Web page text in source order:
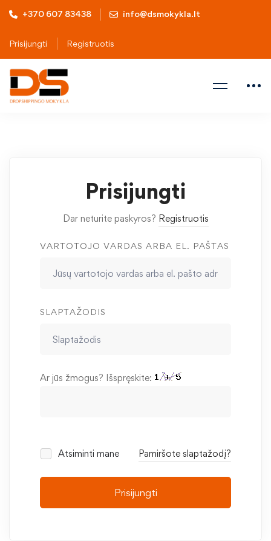
+370 607 83438 info@dsmokykla.lt
Prisijungti Registruotis
Prisijungti
Dar neturite paskyros? Registruotis
VARTOTOJO VARDAS ARBA EL. PAŠTAS
SLAPTAŽODIS
Ar jūs žmogus? Išspręskite:
Atsiminti mane Pamiršote slaptažodį?
Prisijungti